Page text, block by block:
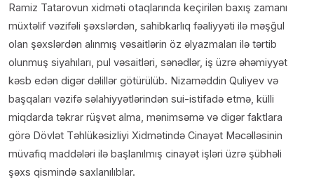
Ramiz Tatarovun xidməti otaqlarında keçirilən baxış zamanı
müxtəlif vəzifəli şəxslərdən, sahibkarlıq fəaliyyəti ilə məşğul
olan şəxslərdən alınmış vəsaitlərin öz əlyazmaları ilə tərtib
olunmuş siyahıları, pul vəsaitləri, sənədlər, iş üzrə əhəmiyyət
kəsb edən digər dəlillər götürülüb. Nizaməddin Quliyev və
başqaları vəzifə səlahiyyətlərindən sui-istifadə etmə, külli
miqdarda təkrar rüşvət alma, mənimsəmə və digər faktlara
görə Dövlət Təhlükəsizliyi Xidmətində Cinayət Məcəlləsinin
müvafiq maddələri ilə başlanılmış cinayət işləri üzrə şübhəli
şəxs qismində saxlanılıblar.